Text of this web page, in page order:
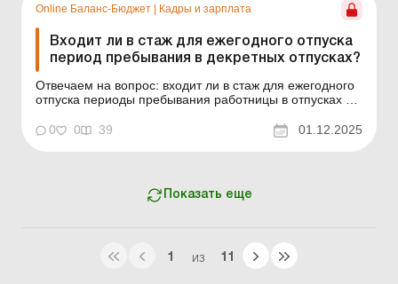
Online Баланс-Бюджет | Кадры и зарплата
Входит ли в стаж для ежегодного отпуска
период пребывания в декретных отпусках?
Отвечаем на вопрос: входит ли в стаж для ежегодного
отпуска периоды пребывания работницы в отпусках по
до трех лет. Баланс-Бюджет № 48 от 2 декабря 2025
0 0 39 01.12.2025
Показать еще
1 ИЗ 11